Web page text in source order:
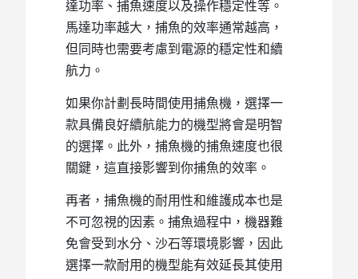
達功率、捕魚速度以及操作穩定性等。
馬達功率越大，捕魚的效率通常越高，
但同時也需要考慮到電源的穩定性和續
航力。
如果你計劃長時間使用捕魚機，選擇一
款具備良好續航能力的機型將會是明智
的選擇。此外，捕魚機的捕魚速度也很
關鍵，這直接影響到你捕魚的效率。
再者，捕魚機的耐用性和維護成本也是
不可忽視的因素。捕魚過程中，機器難
免會受到水分、沙石等環境影響，因此
選擇一款耐用的機型能有效延長其使用